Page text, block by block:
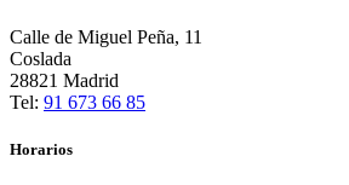
Calle de Miguel Peña, 11
Coslada
28821 Madrid
Tel: 91 673 66 85
Horarios